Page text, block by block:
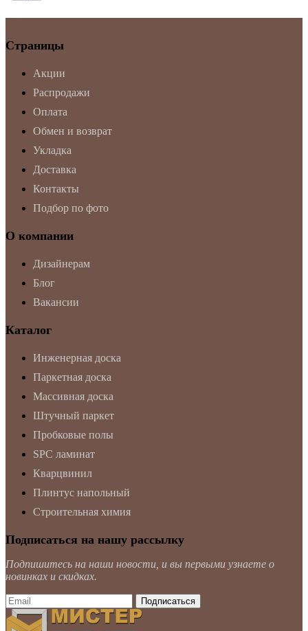
Страницы
Акции
Распродажи
Оплата
Обмен и возврат
Укладка
Доставка
Контакты
Подбор по фото
О компании
Дизайнерам
Блог
Вакансии
Каталог
Инженерная доска
Паркетная доска
Массивная доска
Штучный паркет
Пробковые полы
SPC ламинат
Кварцвинил
Плинтус напольный
Строительная химия
Подписаться на нашу рассылку
Подпишитесь на наши новости, и вы первыми узнаете о
новинках и скидках.